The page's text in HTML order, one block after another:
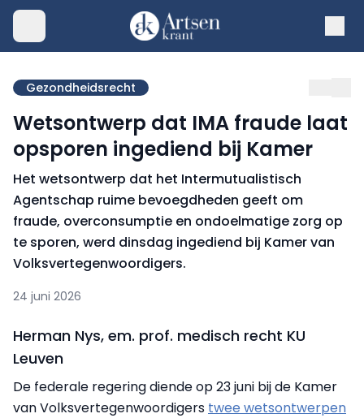
Gezondheidsrecht
Wetsontwerp dat IMA fraude laat
opsporen ingediend bij Kamer
Het wetsontwerp dat het Intermutualistisch
Agentschap ruime bevoegdheden geeft om
fraude, overconsumptie en ondoelmatige zorg op
te sporen, werd dinsdag ingediend bij Kamer van
Volksvertegenwoordigers.
24 juni 2026
Herman Nys, em. prof. medisch recht KU
Leuven
De federale regering diende op 23 juni bij de Kamer
van Volksvertegenwoordigers twee wetsontwerpen